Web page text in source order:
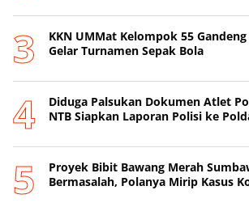
KKN UMMat Kelompok 55
Gelar Turnamen Sepak Bola
Diduga Palsukan Dokumen Atlet
NTB Siapkan Laporan Polisi ke
Proyek Bibit Bawang Merah
Bermasalah, Polanya Mirip Kasus